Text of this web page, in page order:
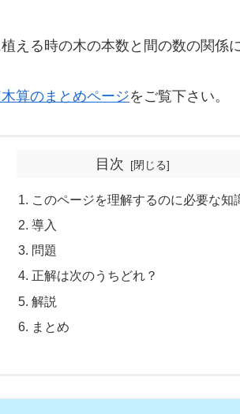
える時の木の本数と間の数の関係
算のまとめページをご覧下さい。
目次
このページを理解するのに必要な知
導入
問題
正解は次のうちどれ？
解説
まとめ